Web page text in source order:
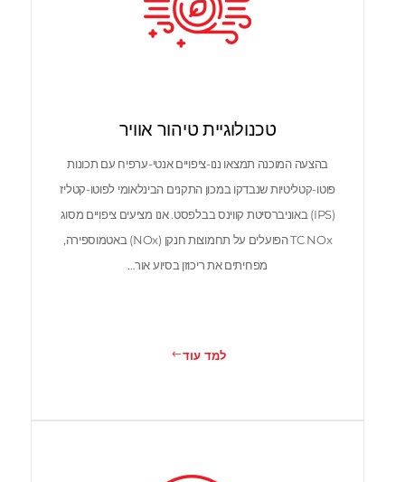
טכנולוגיית טיהור אוויר
בהצעה המוכנה תמצאו ננו-ציפויים אנטי-ערפיח עם תכונות
פוטו-קטליטיות שנבדקו במכון התקנים הבינלאומי לפוטו-קטליז
(IPS) באוניברסיטת קווינס בבלפסט. אנו מציעים ציפויים מסוג
TC NOx הפועלים על תחמוצות חנקן (NOx) באטמוספירה,
מפחיתים את ריכוזן בסיוע אור…
למד עוד